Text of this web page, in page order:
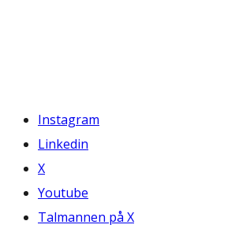
Instagram
Linkedin
X
Youtube
Talmannen på X